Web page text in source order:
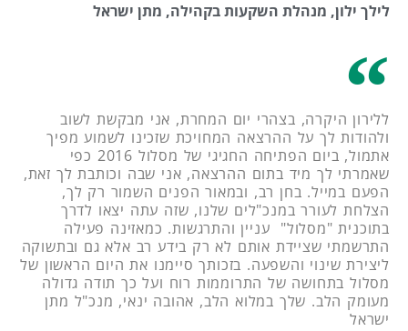
לילך ילון, מנהלת השקעות בקהילה, מתן ישראל
ללירון היקרה, בצהרי יום המחרת, אני מבקשת לשוב
ולהודות לך על ההרצאה המחויכת שזכינו לשמוע מפיך
אתמול, ביום הפתיחה החגיגי של מסלול 2016 כפי
שאמרתי לך מיד בתום ההרצאה, אני שבה וכותבת לך זאת,
הפעם במייל. בחן רב, ובמאור הפנים השמור רק לך,
הצלחת לעורר במנכ"לים שלנו, שזה עתה יצאו לדרך
בתוכנית "מסלול" עניין והתרגשות. כמאזינה פעילה
התרשמתי שציידת אותם לא רק בידע רב אלא גם ובתשוקה
ליצירת שינוי והשפעה. בזכותך סיימנו את היום הראשון של
מסלול בתחושה של התרוממות רוח ועל כך תודה גדולה
מעומק הלב. שלך במלוא הלב, אהובה ינאי, מנכ"ל מתן
ישראל